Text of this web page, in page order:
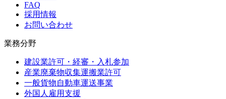
FAQ
採用情報
お問い合わせ
業務分野
建設業許可・経審・入札参加
産業廃棄物収集運搬業許可
一般貨物自動車運送事業
外国人雇用支援